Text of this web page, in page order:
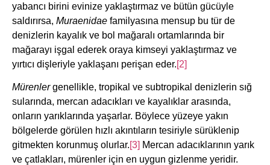
yabancı birini evinize yaklaştırmaz ve bütün gücüyle
saldırırsa, Muraenidae familyasına mensup bu tür de
denizlerin kayalık ve bol mağaralı ortamlarında bir
mağarayı işgal ederek oraya kimseyi yaklaştırmaz ve
yırtıcı dişleriyle yaklaşanı perişan eder.[2]
Mürenlergenellikle, tropikal ve subtropikal denizlerin sığ
sularında, mercan adacıkları ve kayalıklar arasında,
onların yarıklarında yaşarlar. Böylece yüzeye yakın
bölgelerde görülen hızlı akıntıların tesiriyle sürüklenip
gitmekten korunmuş olurlar.[3] Mercan adacıklarının yarık
ve çatlakları, mürenler için en uygun gizlenme yeridir.